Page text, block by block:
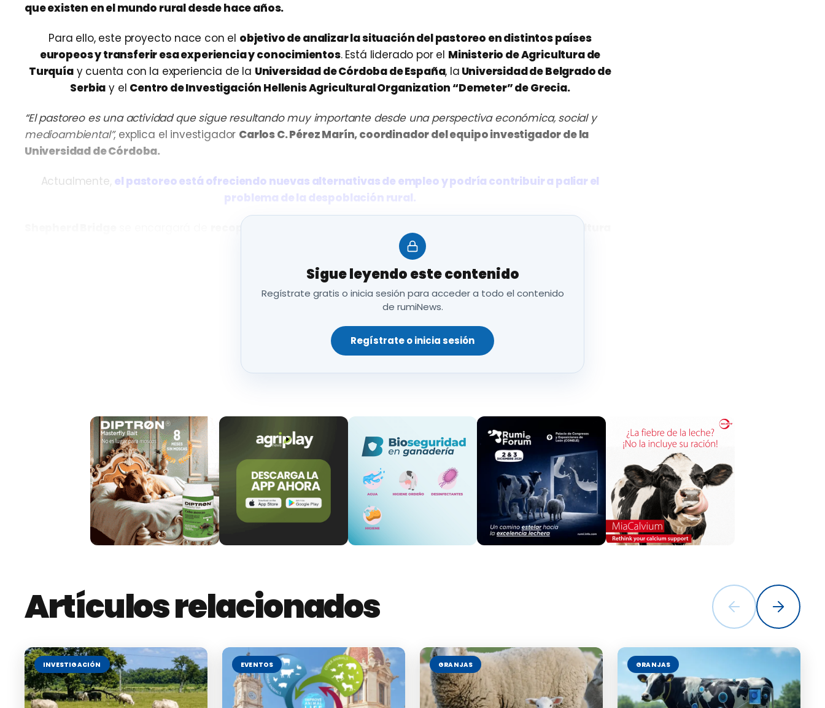
que existen en el mundo rural desde hace años.
Para ello, este proyecto nace con el objetivo de analizar la situación del pastoreo en distintos países
europeos y transferir esa experiencia y conocimientos. Está liderado por el Ministerio de Agricultura de
Turquíay cuenta con la experiencia de la Universidad de Córdoba de España, la Universidad de Belgrado de
Serbia y el Centro de Investigación Hellenis Agricultural Organization “Demeter” de Grecia.
“El pastoreo es una actividad que sigue resultando muy importante desde una perspectiva económica, social y
medioambiental”, explica el investigador Carlos C. Pérez Marín, coordinador del equipo investigador de la
Universidad de Córdoba.
Actualmente, el pastoreo está ofreciendo nuevas alternativas de empleo y podría contribuir a paliar el
problema de la despoblación rural.
recopilar información procedente de los distintos países sobre la cultura
vinculada al sector y al conocimiento de las razas ovinas y caprinas. Se diseñarán
y se elaborarán libros, materiales
aquellos relacionados con el bienestar, salud y reproducción, así
como nuevas tecnologías de monitorización del ganado.
“La revolución tecnológica debe servir para hacer más atractiva esta oferta y mejorar las condiciones de
trabajo”, apunta Carlos C. Pérez Marín, que trabaja para el Departamento de Medicina y Cirugía Animal de la
Fuente: feagas.com
Sigue leyendo este contenido
Regístrate gratis o inicia sesión para acceder a todo el contenido
de rumiNews.
Regístrate o inicia sesión
Artículos relacionados
INVESTIGACIÓN EVENTOS GRANJAS GRANJAS